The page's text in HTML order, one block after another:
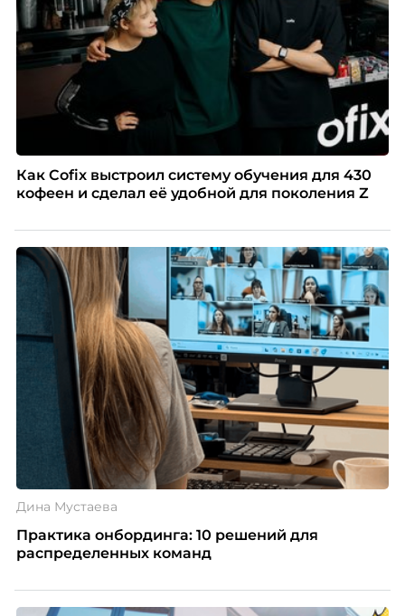
Как Cofix выстроил систему обучения для 430
кофеен и сделал её удобной для поколения Z
Дина Мустаева
Практика онбординга: 10 решений для
распределенных команд